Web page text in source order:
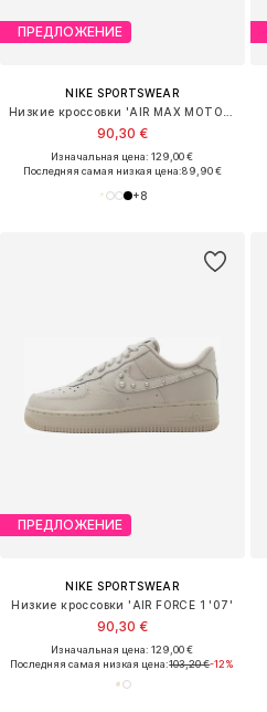
ПРЕДЛОЖЕНИЕ
NIKE SPORTSWEAR
90,30 €
Изначальная цена: 129,00 €
Последняя самая низкая цена:89,90 €
+8
ПРЕДЛОЖЕНИЕ
NIKE SPORTSWEAR
Низкие кроссовки 'AIR FORCE 1 '07'
90,30 €
Изначальная цена: 129,00 €
Последняя самая низкая цена:103,20 €-12%